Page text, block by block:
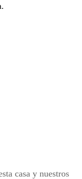
casa y nuestros